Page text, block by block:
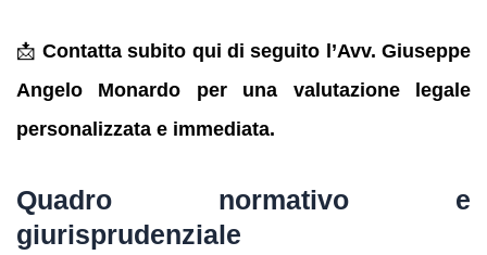
📩 Contatta subito qui di seguito l’Avv. Giuseppe
Angelo Monardo per una valutazione legale
personalizzata e immediata.
Quadro normativo e
giurisprudenziale